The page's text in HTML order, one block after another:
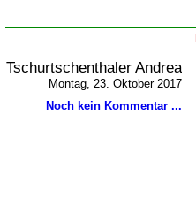
Tschurtschenthaler Andrea
Montag, 23. Oktober 2017
Noch kein Kommentar ...